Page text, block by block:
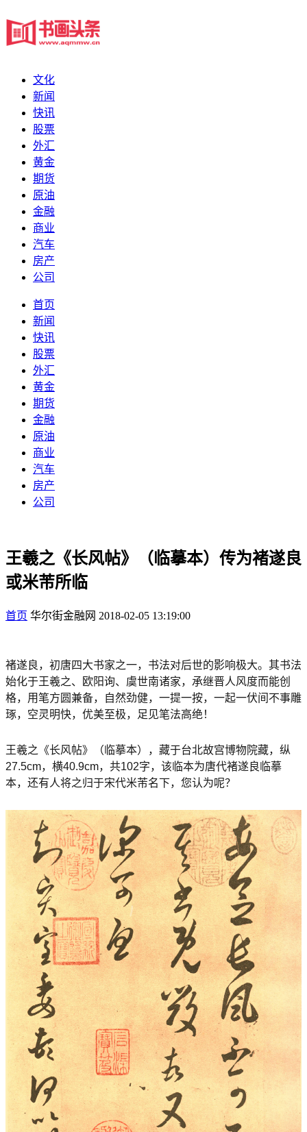
文化
新闻
快讯
股票
外汇
黄金
期货
原油
金融
商业
汽车
房产
公司
首页
新闻
快讯
股票
外汇
黄金
期货
金融
原油
商业
汽车
房产
公司
王羲之《长风帖》（临摹本）传为褚遂良
或米芾所临
首页 华尔街金融网 2018-02-05 13:19:00
褚遂良，初唐四大书家之一，书法对后世的影响极大。其书法
始化于王羲之、欧阳询、虞世南诸家，承继晋人风度而能创
格，用笔方圆兼备，自然劲健，一提一按，一起一伏间不事雕
琢，空灵明快，优美至极，足见笔法高绝！
王羲之《长风帖》（临摹本），藏于台北故宫博物院藏，纵
27.5cm，横40.9cm，共102字，该临本为唐代褚遂良临摹
本，还有人将之归于宋代米芾名下，您认为呢？